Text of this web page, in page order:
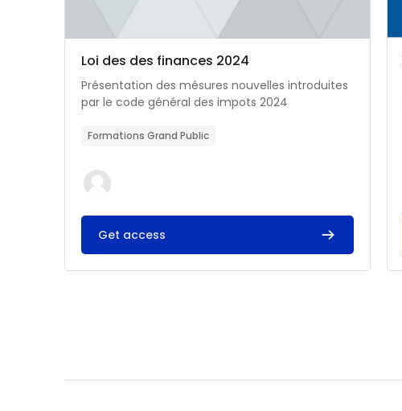
Catégorie de cours
Nom du cours
Loi des des finances 2024
Résumé du cours :
Présentation des mésures nouvelles introduites
par le code général des impots 2024
Formations Grand Public
Get access